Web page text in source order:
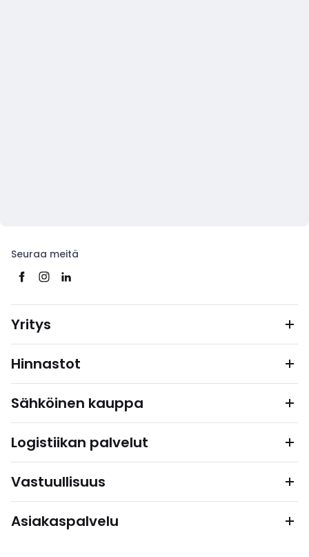
Seuraa meitä
Yritys
Hinnastot
Sähköinen kauppa
Logistiikan palvelut
Vastuullisuus
Asiakaspalvelu